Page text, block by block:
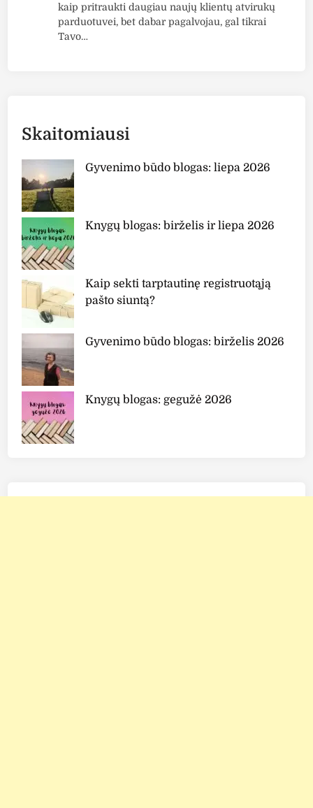
kaip pritraukti daugiau naujų klientų atvirukų
parduotuvei, bet dabar pagalvojau, gal tikrai
Tavo…
Skaitomiausi
Gyvenimo būdo blogas: liepa 2026
Knygų blogas: birželis ir liepa 2026
Kaip sekti tarptautinę registruotąją
pašto siuntą?
Gyvenimo būdo blogas: birželis 2026
Knygų blogas: gegužė 2026